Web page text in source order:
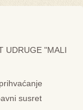
UDRUGE "MALI
susret